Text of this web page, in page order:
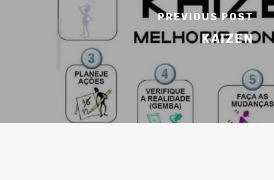
PREVIOUS POST
KAIZEN